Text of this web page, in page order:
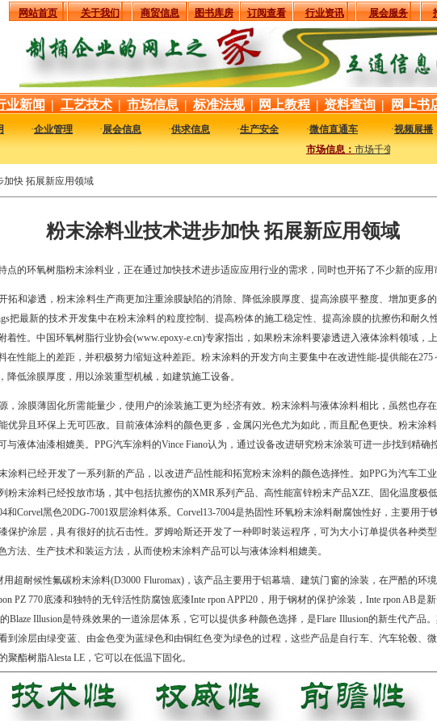
网站首页 关于我们 商贸信息 图书库房 订阅查看 行业资讯 展会服务
业新闻 | 工艺技术 | 市场信息 | 标准法规 | 网上教程 | 资料查询 | 网上书
·企业管理 ·展会信息 ·供求信息 ·生产安全 ·微信直通车 ·视频展播
市场信息：市场千变万化，有
加快 拓展新应用领域
粉末涂料业技术进步加快 拓展新应用领域
的环氧树脂粉末涂料业，正在通过加快技术进步适应应用行业的需求，同时也开拓了不少新的应用
和渗透，粉末涂料生产商更加注重涂膜缺陷的消除、降低涂膜厚度、提高涂膜平整度、增加更多
把最新的技术开发集中在粉末涂料的粒度控制、提高粉体的施工稳定性、提高涂膜的抗擦伤和耐久
着性。中国环氧树脂行业协会(www.epoxy-e.cn)专家指出，如果粉末涂料要渗透进入液体涂料领域，
在性能上的差距，并积极努力缩短这种差距。粉末涂料的开发方向主要集中在改进性能-提供能在275
低涂膜厚度，用以涂装重型机械，如建筑施工设备。
涂膜薄固化所需能量少，使用户的涂装施工更为经济有效。粉末涂料与液体涂料相比，虽然也存
优异且环保上无可匹敌。目前液体涂料的颜色更多，金属闪光色尤为如此，而且配色更快。粉末涂
液体油漆相媲美。PPG汽车涂料的Vince Fiano认为，通过设备改进研究粉末涂装可进一步找到精确
料已经开发了一系列新的产品，以改进产品性能和拓宽粉末涂料的颜色选择性。如PPG为汽车工
粉末涂料已经投放市场，其中包括抗擦伤的XMR系列产品、高性能富锌粉末产品XZE、固化温度极
和Corvel黑色20DG-7001双层涂料体系。Corvel13-7004是热固性环氧粉末涂料耐腐蚀性好，主要用于
保护涂层，具有很好的抗石击性。罗姆哈斯还开发了一种即时装运程序，可为大小订单提供各种类
方法、生产技术和装运方法，从而使粉末涂料产品可以与液体涂料相媲美。
耐候性氟碳粉末涂料(D3000 Fluromax)，该产品主要用于铝幕墙、建筑门窗的涂装，在严酷的环
PZ 770底漆和独特的无锌活性防腐蚀底漆Inte rpon APPl20，用于钢材的保护涂装，Inte rpon AB是
的Blaze Illusion是特殊效果的一道涂层体系，它可以提供多种颜色选择，是Flare Illusion的新生代产品
到涂层由绿变蓝、由金色变为蓝绿色和由铜红色变为绿色的过程，这些产品是自行车、汽车轮毂、
酯树脂Alesta LE，它可以在低温下固化。